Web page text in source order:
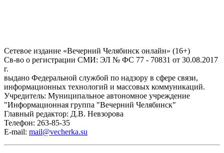
Сетевое издание «Вечерний Челябинск онлайн» (16+)
Cв-во о регистрации СМИ: ЭЛ № ФС 77 - 70831 от 30.08.2017
г.
выдано Федеральной службой по надзору в сфере связи,
информационных технологий и массовых коммуникаций.
Учредитель: Муниципальное автономное учреждение
"Информационная группа "Вечерний Челябинск"
Главный редактор: Д.В. Невзорова
Телефон: 263-85-35
E-mail: mail@vecherka.su